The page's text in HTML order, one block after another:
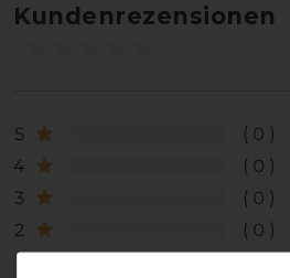
Kundenrezensionen
5
0
4
0
3
0
2
0
1